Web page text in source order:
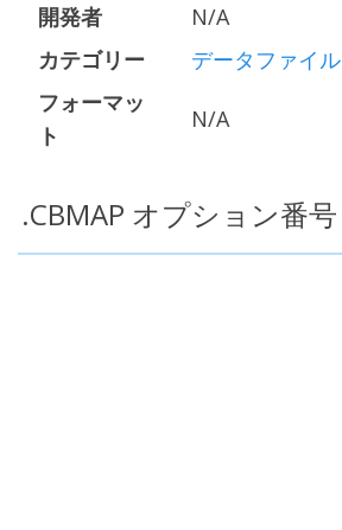
開発者
N/A
カテゴリー
データファイル
フォーマッ
ト
N/A
.CBMAP オプション番号